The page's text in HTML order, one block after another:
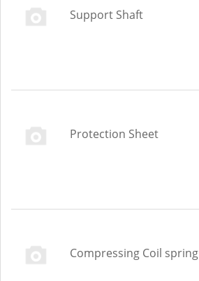
Support Shaft
Protection Sheet
Compressing Coil spring